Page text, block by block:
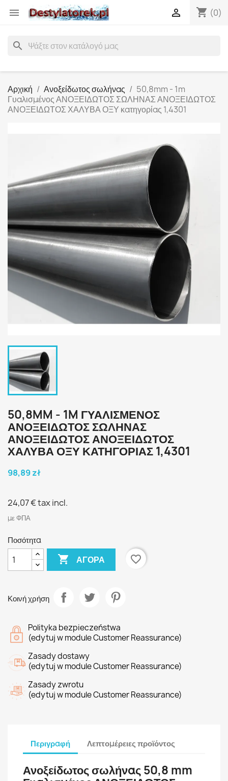
 shopping_cart (0)

search
Αρχική Ανοξείδωτος σωλήνας
50,8mm - 1m
Γυαλισμένος ΑΝΟΞΕΙΔΩΤΟΣ ΣΩΛΗΝΑΣ ΑΝΟΞΕΙΔΩΤΟΣ
ΑΝΟΞΕΙΔΩΤΟΣ ΧΑΛΥΒΑ ΟΞΥ κατηγορίας 1,4301
50,8MM - 1M ΓΥΑΛΙΣΜΈΝΟΣ
ΑΝΟΞΕΙΔΩΤΟΣ ΣΩΛΗΝΑΣ
ΑΝΟΞΕΙΔΩΤΟΣ ΑΝΟΞΕΙΔΩΤΟΣ
ΧΑΛΥΒΑ ΟΞΥ ΚΑΤΗΓΟΡΊΑΣ 1,4301
98,89 zł
24,07 €tax incl.
με ΦΠΑ
Ποσότητα
 ΑΓΟΡΆ favorite_border
Κοινή χρήση
Polityka bezpieczeństwa
(edytuj w module Customer Reassurance)
Zasady dostawy
(edytuj w module Customer Reassurance)
Zasady zwrotu
(edytuj w module Customer Reassurance)
Περιγραφή Λεπτομέρειες προϊόντος
Ανοξείδωτος σωλήνας 50,8 mm